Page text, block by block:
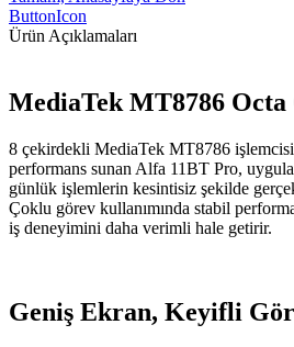
ButtonIcon
Ürün Açıklamaları
MediaTek MT8786 Octa
8 çekirdekli MediaTek MT8786 işlemcisi
performans sunan Alfa 11BT Pro,
günlük işlemlerin kesintisiz şekilde
Çoklu görev kullanımında stabil
iş deneyimini daha verimli hale getirir.
Geniş Ekran, Keyifli